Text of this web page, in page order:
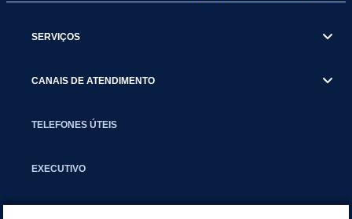
SERVIÇOS
CANAIS DE ATENDIMENTO
TELEFONES ÚTEIS
EXECUTIVO